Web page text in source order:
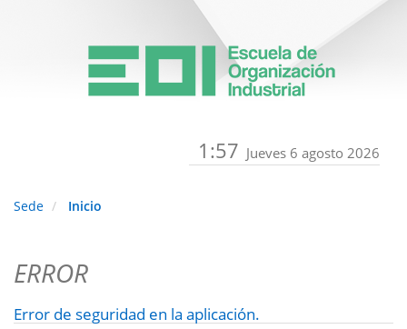
1:57 Jueves 6 agosto 2026
Sede Inicio
ERROR
Error de seguridad en la aplicación.